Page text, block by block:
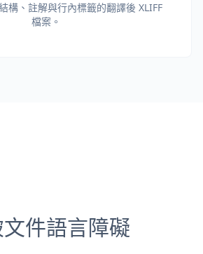
構、註解與行內標籤的翻譯後 XLIFF
檔案。
件語言障礙